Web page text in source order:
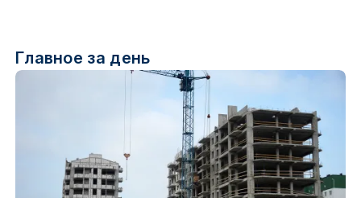
Главное за день